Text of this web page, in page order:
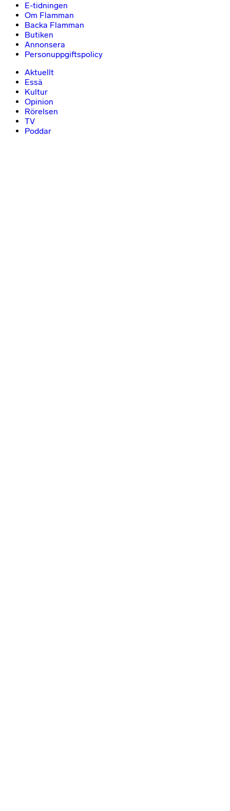
E-tidningen
Om Flamman
Backa Flamman
Butiken
Annonsera
Personuppgiftspolicy
Aktuellt
Essä
Kultur
Opinion
Rörelsen
TV
Poddar